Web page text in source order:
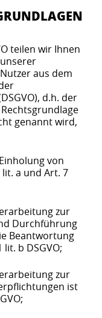
teilen wir Ihnen
aus dem
d.h. der
genannt wird,
von
a und Art. 7
zur
Durchführung
Beantwortung
b DSGVO;
zur
ist